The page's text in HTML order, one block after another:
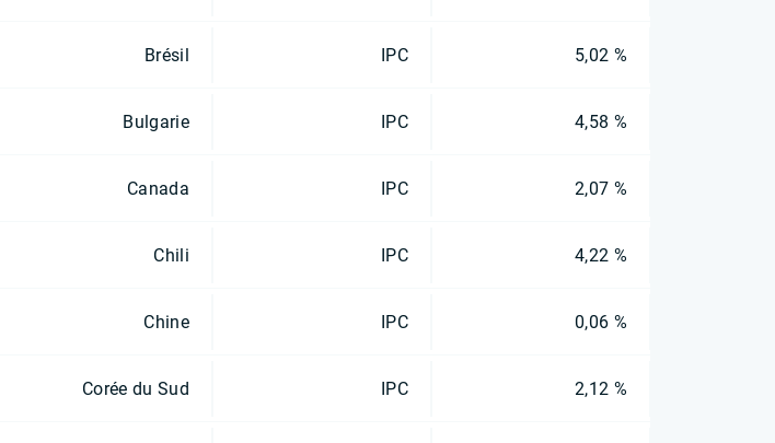
Brésil IPC 5,02 %
Bulgarie IPC 4,58 %
Canada IPC 2,07 %
Chili IPC 4,22 %
Chine IPC 0,06 %
Corée du Sud IPC 2,12 %